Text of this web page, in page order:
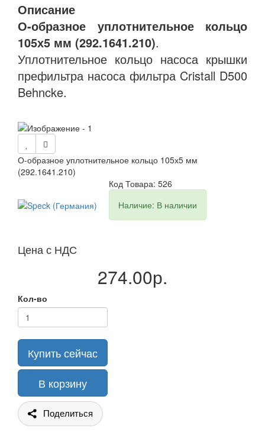
Описание
О-образное уплотнительное кольцо
105х5 мм (292.1641.210).
Уплотнительное кольцо насоса крышки
префильтра насоса фильтра Cristall D500
Behncke.
О-образное уплотнительное кольцо 105х5 мм
(292.1641.210)
Код Товара: 526
Наличие: В наличии
Цена с НДС
274.00р.
Кол-во
Купить сейчас
В корзину
Поделиться